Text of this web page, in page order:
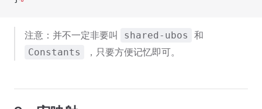
注意：并不一定非要叫 shared-ubos 和
Constants ，只要方便记忆即可。